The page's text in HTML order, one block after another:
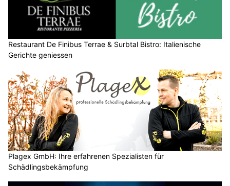
Restaurant De Finibus Terrae & Surbtal Bistro: Italienische
Gerichte geniessen
Plagex GmbH: Ihre erfahrenen Spezialisten für
Schädlingsbekämpfung